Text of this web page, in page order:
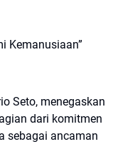
Kemanusiaan”
Seto, menegaskan
dari komitmen
sebagai ancaman